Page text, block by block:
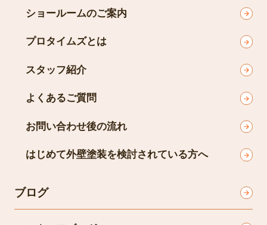
ショールームのご案内
プロタイムズとは
スタッフ紹介
よくあるご質問
お問い合わせ後の流れ
はじめて外壁塗装を検討されている方へ
ブログ